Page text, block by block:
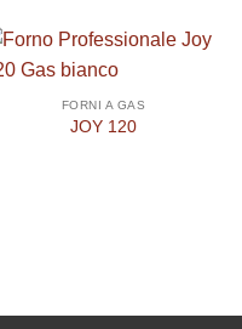
FORNI A GAS
JOY 120